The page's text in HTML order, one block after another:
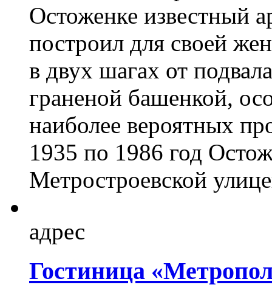
Остоженке известный
построил для своей
в двух шагах от
граненой башенкой,
наиболее вероятных
1935 по 1986 год
Метростроевской
адрес
Гостиница